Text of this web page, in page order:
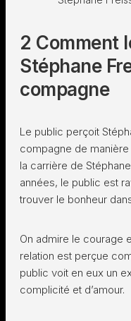
2 Comment
Stéphane
compagne
Le public perçoit
compagne de
la carrière de
années, le public est
trouver le bonheur
On admire le courage
relation est perçue
public voit en eux un
complicité et d’amour.